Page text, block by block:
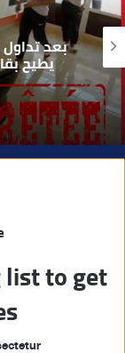
بعد
يطيح
list to get